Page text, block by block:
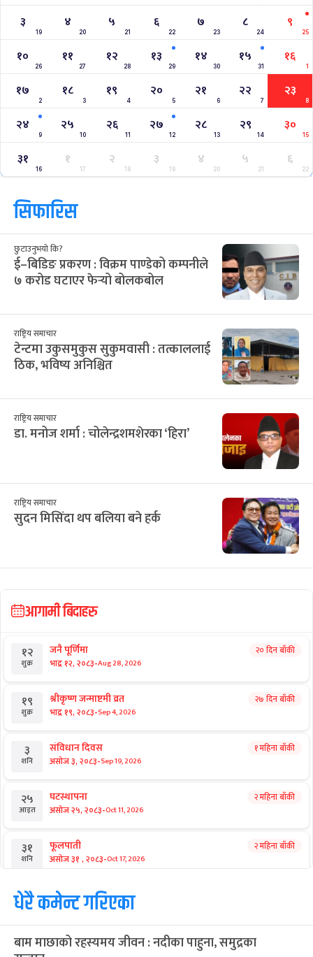
३
19
४
20
५
21
६
22
७
23
८
24
९
25
१०
26
११
27
१२
28
१३
29
१४
30
१५
31
१६
1
१७
2
१८
3
१९
4
२०
5
२१
6
२२
7
२३
8
२४
9
२५
10
२६
11
२७
12
२८
13
२९
14
३०
15
३१
16
१
17
२
18
३
19
४
20
५
21
६
22
सिफारिस
छुटाउनुभयो कि?
ई–बिडिङ प्रकरण : विक्रम पाण्डेको कम्पनीले
७ करोड घटाएर फेर्‍यो बोलकबोल
राष्ट्रिय समाचार
टेन्टमा उकुसमुकुस सुकुमवासी : तत्काललाई
ठिक, भविष्य अनिश्चित
राष्ट्रिय समाचार
डा. मनोज शर्मा : चोलेन्द्रशमशेरका ‘हिरा’
राष्ट्रिय समाचार
सुदन मिसिंदा थप बलिया बने हर्क
आगामी बिदाहरु
१२
शुक्र
जनै पूर्णिमा
भाद्र १२, २०८३-Aug 28, 2026
२० दिन बाँकी
१९
शुक्र
श्रीकृष्ण जन्माष्टमी व्रत
भाद्र १९, २०८३-Sep 4, 2026
२७ दिन बाँकी
३
शनि
संविधान दिवस
असोज ३, २०८३-Sep 19, 2026
१ महिना बाँकी
२५
आइत
घटस्थापना
असोज २५, २०८३-Oct 11, 2026
२ महिना बाँकी
३१
शनि
फूलपाती
असोज ३१ , २०८३-Oct 17, 2026
२ महिना बाँकी
१
आइत
कार्तिक सङ्क्रान्ति
कार्तिक १, २०८३-Oct 18, 2026
३ महानवमी २ महिना बाँकी
धेरै कमेन्ट गरिएका
बाम माछाको रहस्यमय जीवन : नदीका पाहुना, समुद्रका